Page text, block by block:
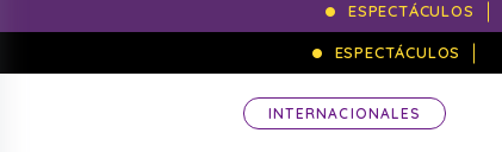
ESPECTÁCULOS
ESPECTÁCULOS
INTERNACIONALES